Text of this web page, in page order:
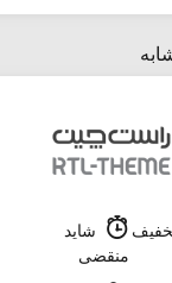
شاید
منقضی